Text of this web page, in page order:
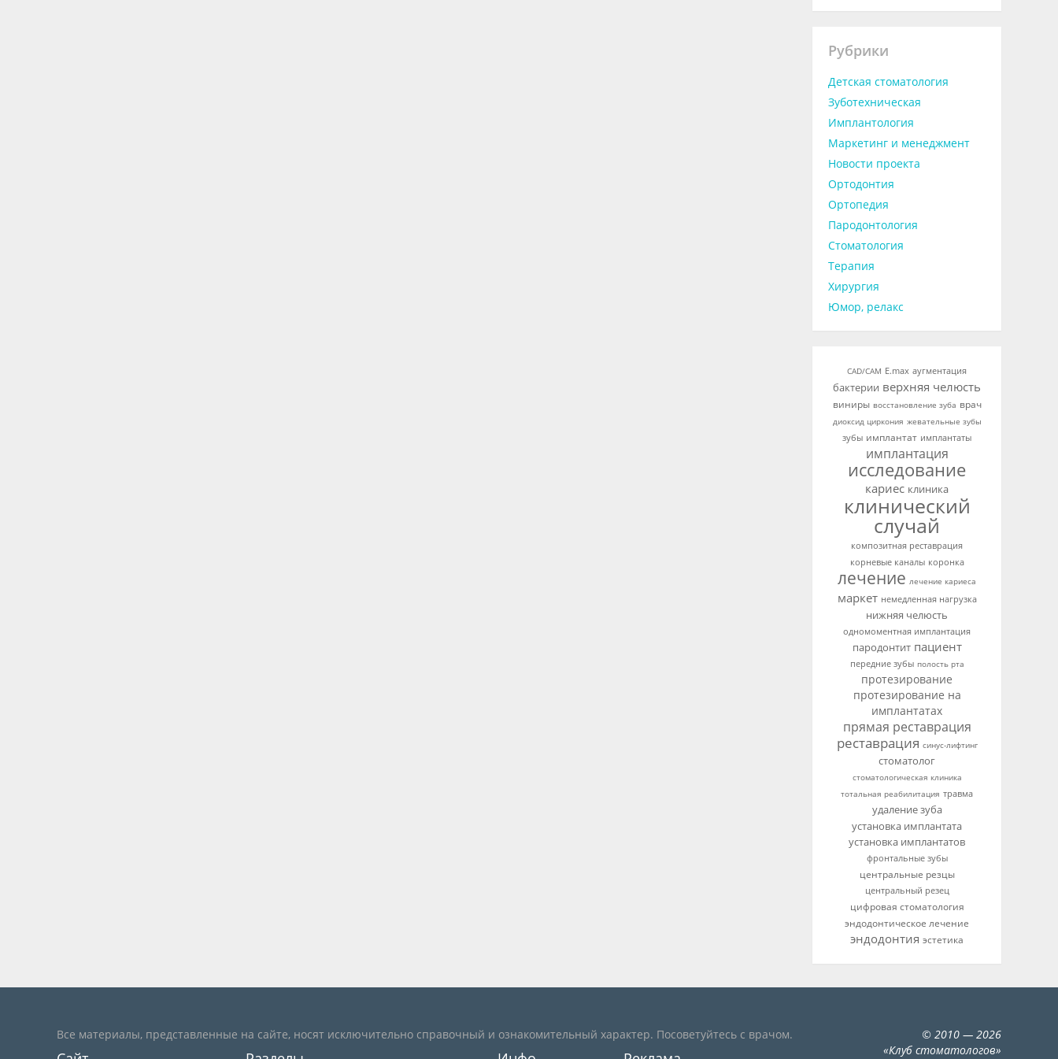
Рубрики
Детская стоматология
Зуботехническая
Имплантология
Маркетинг и менеджмент
Новости проекта
Ортодонтия
Ортопедия
Пародонтология
Стоматология
Терапия
Хирургия
Юмор, релакс
CAD/CAM E.max аугментация
бактерии верхняя челюсть
виниры восстановление зуба врач
диоксид циркония жевательные зубы
зубы имплантат имплантаты
имплантация
исследование
кариес клиника
клинический
случай
композитная реставрация
корневые каналы коронка
лечение лечение кариеса
маркет немедленная нагрузка
нижняя челюсть
одномоментная имплантация
пародонтит пациент
передние зубы полость рта
протезирование
протезирование на
имплантатах
прямая реставрация
реставрация синус-лифтинг
стоматолог
стоматологическая клиника
тотальная реабилитация травма
удаление зуба
установка имплантата
установка имплантатов
фронтальные зубы
центральные резцы
центральный резец
цифровая стоматология
эндодонтическое лечение
эндодонтия эстетика
Все материалы, представленные на сайте, носят исключительно справочный и ознакомительный характер. Посоветуйтесь с врачом. © 2010 — 2026
«Клуб стоматологов»